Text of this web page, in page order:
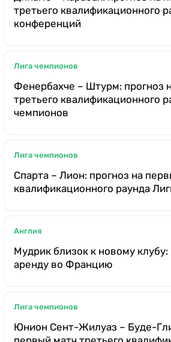
третьего квалификационного
конференций
Лига чемпионов
Фенербахче – Штурм: прогноз
третьего квалификационного
чемпионов
Лига чемпионов
Спарта – Лион: прогноз на
квалификационного раунда
Англия
Мудрик близок к новому клубу:
аренду во Францию
Лига чемпионов
Юнион Сент-Жилуаз – Буде-